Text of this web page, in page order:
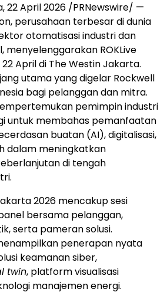
22 April 2026 /PRNewswire/ —
perusahaan terbesar di dunia
otomatisasi industri dan
menyelenggarakan ROKLive
April di The Westin Jakarta.
utama yang digelar Rockwell
bagi pelanggan dan mitra.
pemimpin industri
untuk membahas pemanfaatan
buatan (AI), digitalisasi,
dalam meningkatkan
di tengah
2026 mencakup sesi
bersama pelanggan,
serta pameran solusi.
penerapan nyata
keamanan siber,
twin, platform visualisasi
manajemen energi.